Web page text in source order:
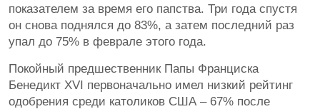
показателем за время его папства. Три года спустя
он снова поднялся до 83%, а затем последний раз
упал до 75% в феврале этого года.
Покойный предшественник Папы Франциска
Бенедикт XVI первоначально имел низкий рейтинг
одобрения среди католиков США – 67% после